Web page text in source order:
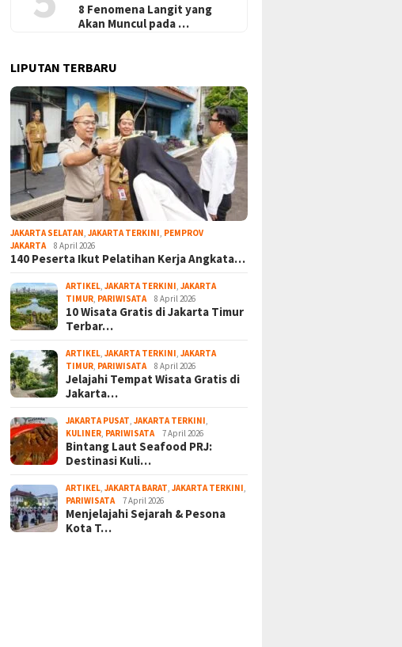
8 Fenomena Langit yang
Akan Muncul pada …
LIPUTAN TERBARU
JAKARTA SELATAN ,JAKARTA TERKINI PEMPROV
JAKARTA
8 April 2026
140 Peserta Ikut Pelatihan Kerja Angkata…
ARTIKEL ,JAKARTA TERKINI ,JAKARTA
TIMUR PARIWISATA 8 April 2026
10 Wisata Gratis di Jakarta Timur
Terbar…
ARTIKEL ,JAKARTA TERKINI ,JAKARTA
TIMUR PARIWISATA 8 April 2026
Jelajahi Tempat Wisata Gratis di
Jakarta…
JAKARTA PUSAT ,JAKARTA TERKINI
KULINER PARIWISATA 7 April 2026
Bintang Laut Seafood PRJ:
Destinasi Kuli…
ARTIKEL ,JAKARTA BARAT ,JAKARTA TERKINI
PARIWISATA
7 April 2026
Menjelajahi Sejarah & Pesona
Kota T…